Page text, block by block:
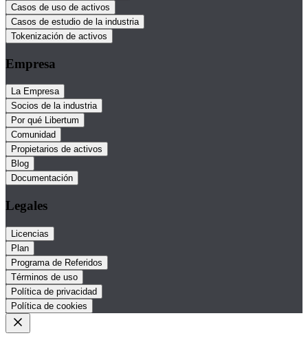
Casos de uso de activos
Casos de estudio de la industria
Tokenización de activos
Empresa
La Empresa
Socios de la industria
Por qué Libertum
Comunidad
Propietarios de activos
Blog
Documentación
Legales
Licencias
Plan
Programa de Referidos
Términos de uso
Política de privacidad
Política de cookies